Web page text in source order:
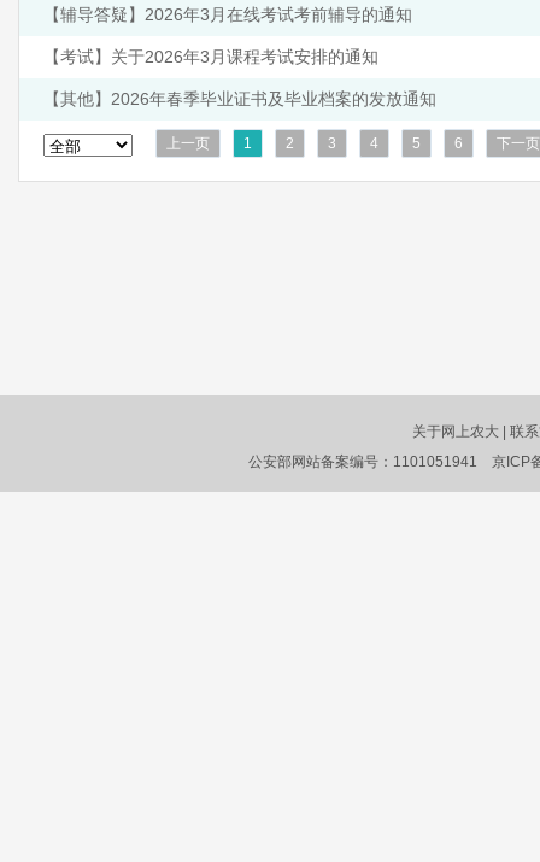
【辅导答疑】2026年3月在线考试考前辅导的通知
【考试】关于2026年3月课程考试安排的通知
【其他】2026年春季毕业证书及毕业档案的发放通知
上一页 1 2 3 4 5 6 下一页